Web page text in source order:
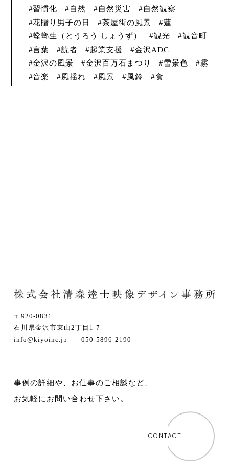
習慣化
自然 自然災害
自然観察
花贈り男子の日
茶屋街の風景
蓮
螳螂生（とうろう しょうず）
観光
観音町
言葉
読者 起業支援
金沢ADC
金沢の風景
金沢百万石まつり 雪景色
霧
音楽
風揺れ 風景 風鈴 食
〒920-0831
石川県金沢市東山2丁目1-7
info@kiyoinc.jp 050-5896-2190
事例の詳細や、お仕事のご相談など、
お気軽にお問い合わせ下さい。
CONTACT